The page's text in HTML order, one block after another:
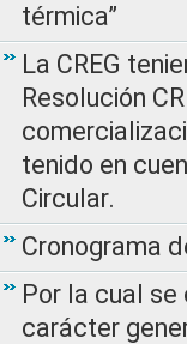
térmica”
La CREG
Resolución
tenido en
Circular.
Cronograma
Por la cual
carácter